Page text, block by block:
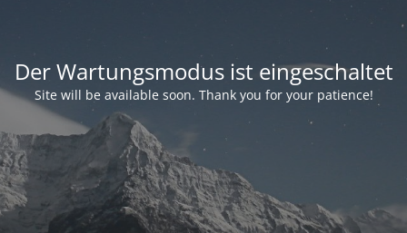
Der Wartungsmodus ist eingeschaltet
Site will be available soon. Thank you for your patience!